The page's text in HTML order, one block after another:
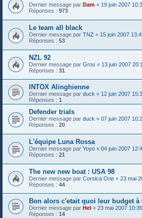
Dernier message par Dam « 19 juin 2007
Réponses : 973
Le team all black
Dernier message par TNZ « 15 juin 2007
Réponses : 53
NZL 92
Dernier message par Gros « 13 juin 2007
Réponses : 31
INTOX Alinghienne
Dernier message par duck « 12 juin 2007
Réponses : 1
Defender trials
Dernier message par duck « 07 juin 2007
Réponses : 20
L'équipe Luna Rossa
Dernier message par Yoyo « 04 juin 2007
Réponses : 21
The new new boat : USA 98
Dernier message par Corsica One « 23 mai
Réponses : 44
Bon alors c'etait quoi leur budget à
Dernier message par Hel « 23 mai 2007 10:39
Réponses : 14